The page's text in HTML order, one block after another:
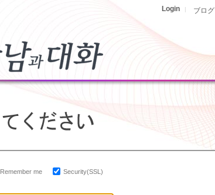
ブログ
Login |
Remember me Security(SSL)